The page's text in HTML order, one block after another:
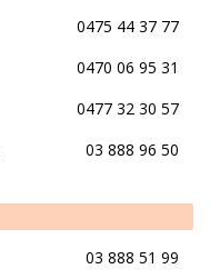
0475 44 37 77
0470 06 95 31
0477 32 30 57
03 888 96 50
03 888 51 99